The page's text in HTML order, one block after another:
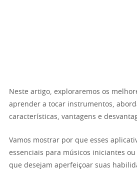
Neste artigo, exploraremos os
aprender a tocar instrumentos,
características, vantagens e
Vamos mostrar por que esses
essenciais para músicos iniciantes
que desejam aperfeiçoar suas